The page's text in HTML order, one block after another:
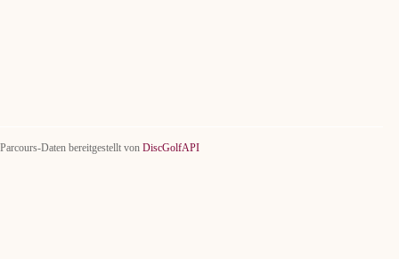
Parcours-Daten bereitgestellt von DiscGolfAPI